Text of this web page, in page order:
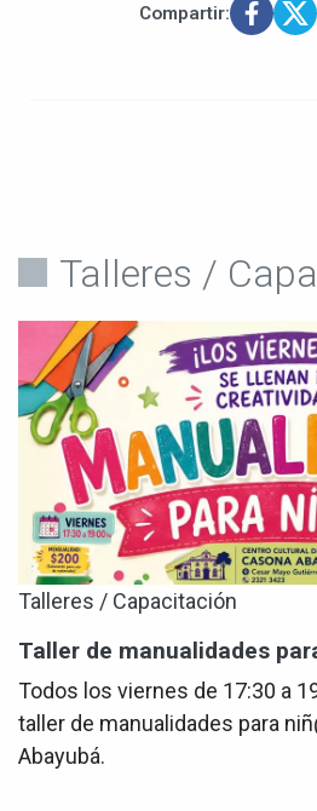
Compartir:
Talleres /
Talleres / Capacitación
Taller de manualidades
Todos los viernes de 17:30 a
taller de manualidades para
Abayubá.